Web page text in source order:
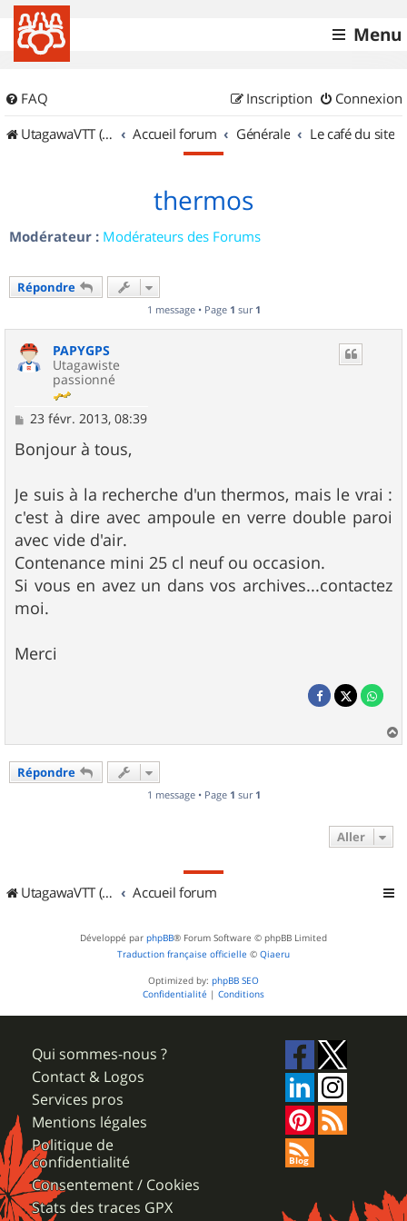
Menu
FAQ Connexion
Inscription
UtagawaVTT (Randos VTT et VTTAE avec traces GPS)
Accueil forum Générale Le café du site
thermos
Modérateur : Modérateurs des Forums
Répondre
1 message • Page 1 sur 1
PAPYGPS
Utagawiste
passionné
M
s
s
g
e
23 févr. 2013, 08:39
Bonjour à tous,
Je suis à la recherche d'un thermos, mais le vrai :
c'est à dire avec ampoule en verre double paroi
avec vide d'air.
Contenance mini 25 cl neuf ou occasion.
Si vous en avez un dans vos archives...contactez
moi.
Merci
a
Répondre
1 message • Page 1 sur 1
Aller
UtagawaVTT (Randos VTT et VTTAE avec traces GPS) Accueil forum
Développé par phpBB® Forum Software © phpBB Limited
Traduction française officielle © Qiaeru
Optimized by: phpBB SEO
Confidentialité | Conditions
Qui sommes-nous ?
Contact & Logos
Services pros
Mentions légales
Politique de
confidentialité
Consentement / Cookies
Stats des traces GPX